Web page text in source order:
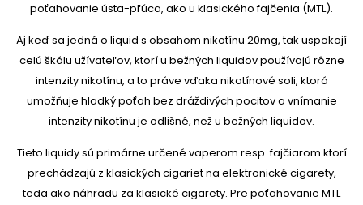
poťahovanie ústa-pľúca, ako u klasického fajčenia (MTL).
Aj keď sa jedná o liquid s obsahom nikotínu 20mg, tak uspokojí
celú škálu užívateľov, ktorí u bežných liquidov používajú rôzne
intenzity nikotínu, a to práve vďaka nikotínové soli, ktorá
umožňuje hladký poťah bez dráždivých pocitov a vnímanie
intenzity nikotínu je odlišné, než u bežných liquidov.
Tieto liquidy sú primárne určené vaperom resp. fajčiarom ktorí
prechádzajú z klasických cigariet na elektronické cigarety,
teda ako náhradu za klasické cigarety. Pre poťahovanie MTL